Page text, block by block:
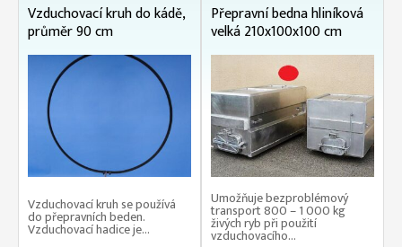
Vzduchovací kruh do kádě,
průměr 90 cm
Vzduchovací kruh se používá
do přepravních beden.
Vzduchovací hadice je...
Přepravní bedna hliníková
velká 210x100x100 cm
Umožňuje bezproblémový
transport 800 – 1 000 kg
živých ryb při použití
vzduchovacího...